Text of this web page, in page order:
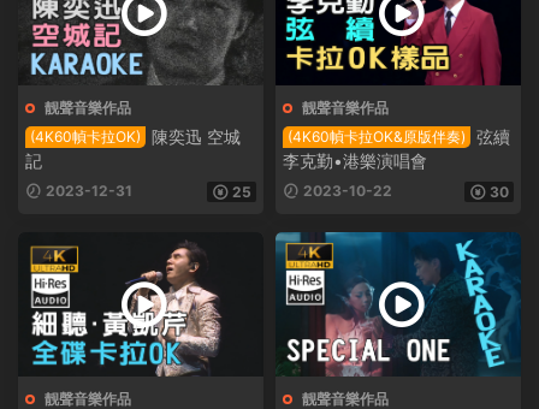
靓聲音樂作品
(4K60幀卡拉OK)
陳奕迅 空城
記
2023-12-31 25
靓聲音樂作品
(4K60幀卡拉OK&原版伴奏)
弦續
李克勤•港樂演唱會
2023-10-22 30
靓聲音樂作品 靓聲音樂作品